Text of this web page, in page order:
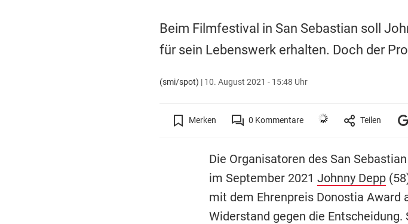
Beim Filmfestival in San Sebastian soll
für sein Lebenswerk erhalten. Doch der
(smi/spot) | 10. August 2021 - 15:48 Uhr
Merken 0 Kommentare Teilen
Die Organisatoren des San
im September 2021 Johnny Depp
mit dem Ehrenpreis Donostia Award
Widerstand gegen die